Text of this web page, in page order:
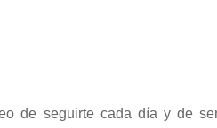
de seguirte cada día y de